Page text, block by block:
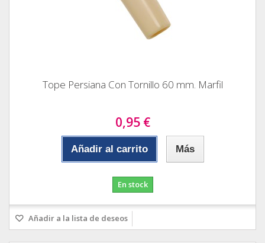
Tope Persiana Con Tornillo 60 mm. Marfil
0,95 €
Añadir al carrito Más
En stock
Añadir a la lista de deseos